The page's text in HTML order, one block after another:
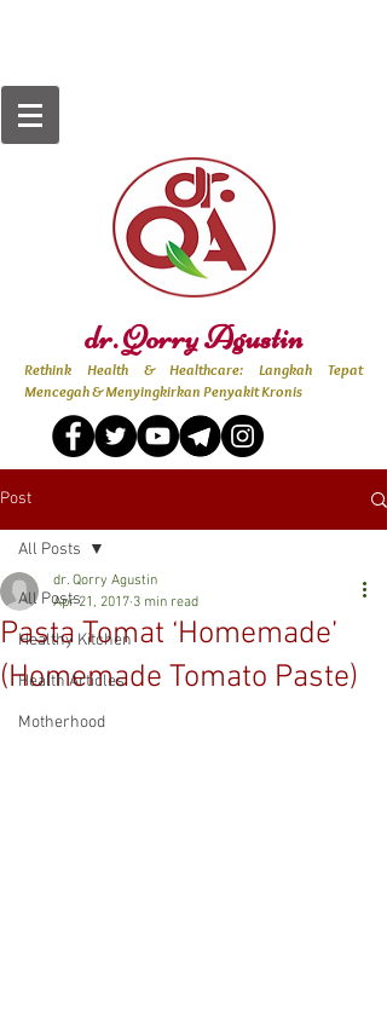
dr. Qorry Agustin
Rethink Health & Healthcare: Langkah Tepat
Mencegah & Menyingkirkan Penyakit Kronis
Post
All Posts
Healthy Kitchen
Health Articles
Motherhood
All Posts
Pasta Tomat ‘Homemade’
(Homemade Tomato Paste)
dr. Qorry Agustin
Apr 21, 2017 3 min read